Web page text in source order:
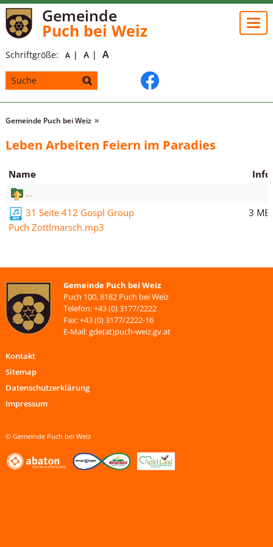
Gemeinde
Puch bei Weiz
Schriftgröße: A A A
Gemeinde Puch bei Weiz
Leben Arbeiten Feiern im Paradies
Name
Info
...
31 Seite 412 Gospl Group
Puch Zottlmarsch.mp3
3 MB
Gemeinde Puch bei Weiz
Puch 100, 8182 Puch bei Weiz
Telefon: +43 (0) 3177/2222
Fax: +43 (0) 3177/2222-16
E-Mail: gde(at)puch-weiz.gv.at
Kontakt
Sitemap
Datenschutzerklärung
Impressum
© Gemeinde Puch bei Weiz